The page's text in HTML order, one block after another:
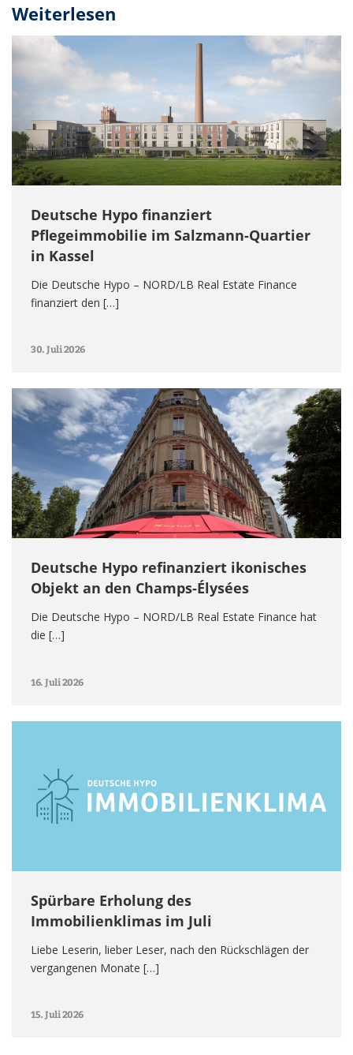
Weiterlesen
Deutsche Hypo finanziert
Pflegeimmobilie im Salzmann-Quartier
in Kassel
Die Deutsche Hypo – NORD/LB Real Estate Finance
finanziert den […]
30. Juli 2026
Deutsche Hypo refinanziert ikonisches
Objekt an den Champs-Élysées
Die Deutsche Hypo – NORD/LB Real Estate Finance hat
die […]
16. Juli 2026
Spürbare Erholung des
Immobilienklimas im Juli
Liebe Leserin, lieber Leser, nach den Rückschlägen der
vergangenen Monate […]
15. Juli 2026